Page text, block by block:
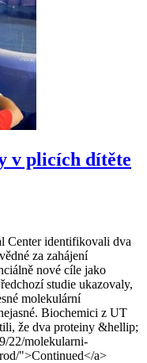
v plicích dítěte
Center identifikovali dva
za zahájení
nové cíle jako
studie ukazovaly,
molekulární
Biochemici z UT
že dva proteiny &hellip;
22/molekularni-
">Continued</a>